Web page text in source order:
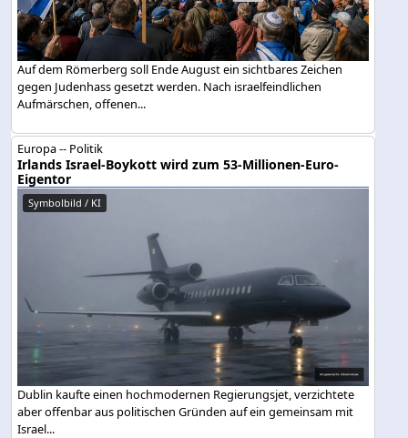
Auf dem Römerberg soll Ende August ein sichtbares Zeichen
gegen Judenhass gesetzt werden. Nach israelfeindlichen
Aufmärschen, offenen...
Europa -- Politik
Irlands Israel-Boykott wird zum 53-Millionen-Euro-
Eigentor
Symbolbild / KI
Dublin kaufte einen hochmodernen Regierungsjet, verzichtete
aber offenbar aus politischen Gründen auf ein gemeinsam mit
Israel...